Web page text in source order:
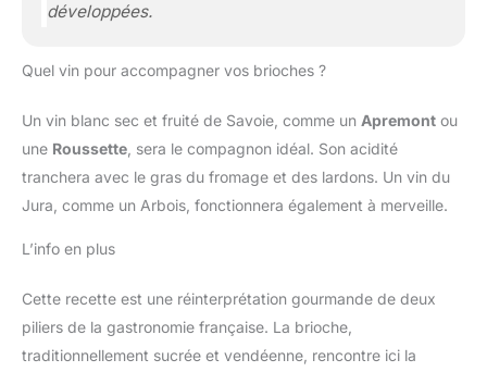
développées.
Quel vin pour accompagner vos brioches ?
Un vin blanc sec et fruité de Savoie, comme un Apremont ou
une Roussette , sera le compagnon idéal. Son acidité
tranchera avec le gras du fromage et des lardons. Un vin du
Jura, comme un Arbois, fonctionnera également à merveille.
L’info en plus
Cette recette est une réinterprétation gourmande de deux
piliers de la gastronomie française. La brioche,
traditionnellement sucrée et vendéenne, rencontre ici la